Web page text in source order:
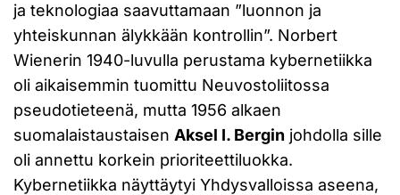
ja teknologiaa saavuttamaan ”luonnon ja
yhteiskunnan älykkään kontrollin”. Norbert
Wienerin 1940-luvulla perustama kybernetiikka
oli aikaisemmin tuomittu Neuvostoliitossa
pseudotieteenä, mutta 1956 alkaen
suomalaistaustaisen Aksel I. Bergin johdolla sille
oli annettu korkein prioriteettiluokka.
Kybernetiikka näyttäytyi Yhdysvalloissa aseena,